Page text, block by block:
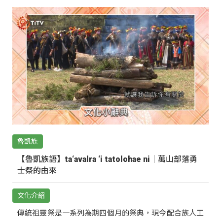
魯凱族
【魯凱族語】ta‘avalra ‘i tatolohae ni｜萬山部落勇
士祭的由來
文化介紹
傳統祖靈祭是一系列為期四個月的祭典，現今配合族人工